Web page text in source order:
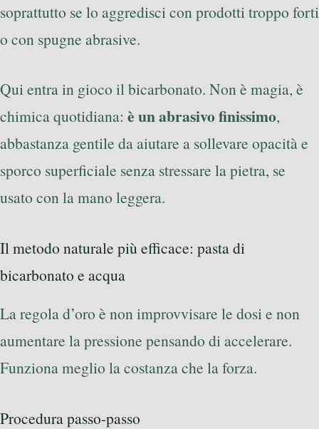
soprattutto se lo aggredisci con prodotti troppo forti
o con spugne abrasive.
Qui entra in gioco il bicarbonato. Non è magia, è
chimica quotidiana: è un abrasivo finissimo,
abbastanza gentile da aiutare a sollevare opacità e
sporco superficiale senza stressare la pietra, se
usato con la mano leggera.
Il metodo naturale più efficace: pasta di
bicarbonato e acqua
La regola d’oro è non improvvisare le dosi e non
aumentare la pressione pensando di accelerare.
Funziona meglio la costanza che la forza.
Procedura passo-passo